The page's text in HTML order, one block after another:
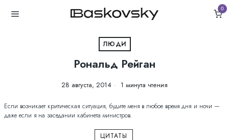
0
ЛЮДИ
Рональд Рейган
28 августа, 2014 1 минута чтения
Если возникает критическая ситуация, будите меня в любое время дня и ночи —
даже если я на заседании кабинета министров.
ЦИТАТЫ